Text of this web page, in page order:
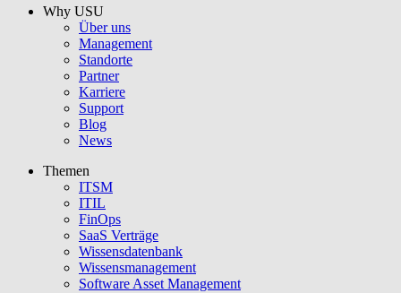
Why USU
Über uns
Management
Standorte
Partner
Karriere
Support
Blog
News
Themen
ITSM
ITIL
FinOps
SaaS Verträge
Wissensdatenbank
Wissensmanagement
Software Asset Management